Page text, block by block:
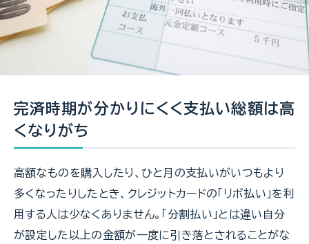
完済時期が分かりにくく支払い総額は高
くなりがち
高額なものを購入したり、ひと月の支払いがいつもより
多くなったりしたとき、クレジットカードの「リボ払い」を利
用する人は少なくありません。「分割払い」とは違い自分
が設定した以上の金額が一度に引き落とされることがな